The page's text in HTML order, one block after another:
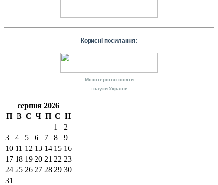
Корисні посилання:
Міністерство освіти
і науки України
серпня 2026
П В С Ч П С Н
1
2
3
4 5 6 7 8
9
10 11 12 13 14 15 16
17 18 19 20 21 22 23
24 25 26 27 28 29 30
31